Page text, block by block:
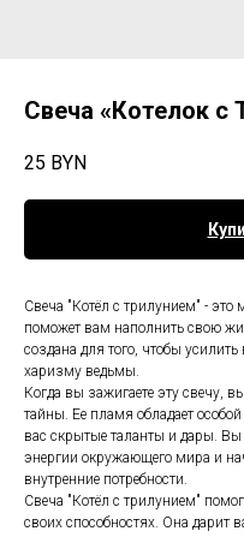
Свеча «Котелок с
25 BYN
Свеча "Котёл с трилунием" - это
поможет вам наполнить свою
создана для того, чтобы
харизму ведьмы.
Когда вы зажигаете эту свечу,
тайны. Ее пламя обладает
вас скрытые таланты и дары. Вы
энергии окружающего мира и
внутренние потребности.
Свеча "Котёл с трилунием"
своих способностях. Она дарит